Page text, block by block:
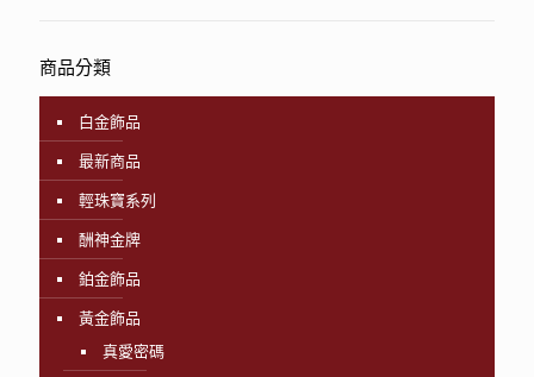
商品分類
白金飾品
最新商品
輕珠寶系列
酬神金牌
鉑金飾品
黃金飾品
真愛密碼